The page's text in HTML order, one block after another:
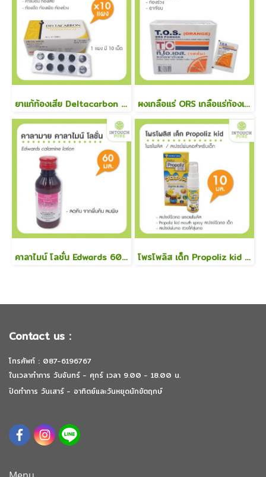
ยาแก้ท้องเสีย Deltacarbon 10 แผง คาร์บอน แก้ท้องเสีย ท้องอืด ท้องเฟ้อ ท้องร่วง ผงเกลือแร่ ORS เกลือแร่ท้องเสีย ท้องร่วง อาเจียน ผงเกลือแร่ รสส้ม
คาลาไมน์ โลชั่น Edwards 60 ml. โพรโพลิส เด็ก Propoliz kid 10 มล. สเปรย์ฉีดคอ
Contact us :
โทรศัพท์ : 087-6196767
ในเวลาทำการ วันจันทร์ - ศุกร์ เวลา 9.00 - 18.00 น.
ปิดทำการ วันเสาร์ - อาทิตย์และวันหยุดนักขัตฤกษ์